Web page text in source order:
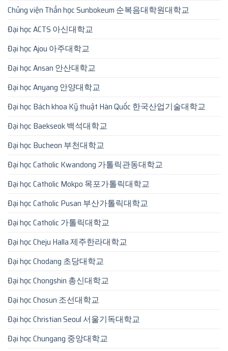
Chủng viện Thần học Sunbokeum 순복음대학원대학교
Đại học ACTS 아신대학교
Đại học Ajou 아주대학교
Đại học Ansan 안산대학교
Đại học Anyang 안양대학교
Đại học Bách khoa Kỹ thuật Hàn Quốc 한국산업기술대학교
Đại học Baekseok 백석대학교
Đại học Bucheon 부천대학교
Đại học Catholic Kwandong 가톨릭관동대학교
Đại học Catholic Mokpo 목포가톨릭대학교
Đại học Catholic Pusan 부산가톨릭대학교
Đại học Catholic 가톨릭대학교
Đại học Cheju Halla 제주한라대학교
Đại học Chodang 초당대학교
Đại học Chongshin 총신대학교
Đại học Chosun 조선대학교
Đại học Christian Seoul 서울기독대학교
Đại học Chungang 중앙대학교